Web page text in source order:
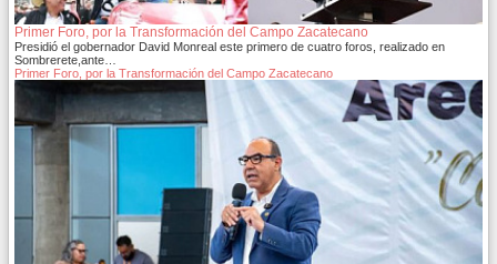
Primer Foro, por la Transformación del Campo Zacatecano
Presidió el gobernador David Monreal este primero de cuatro foros, realizado en
Sombrerete,ante…
Primer Foro, por la Transformación del Campo Zacatecano